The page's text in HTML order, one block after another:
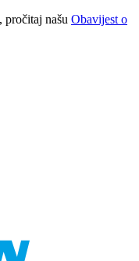
pročitaj našu Obavijest o